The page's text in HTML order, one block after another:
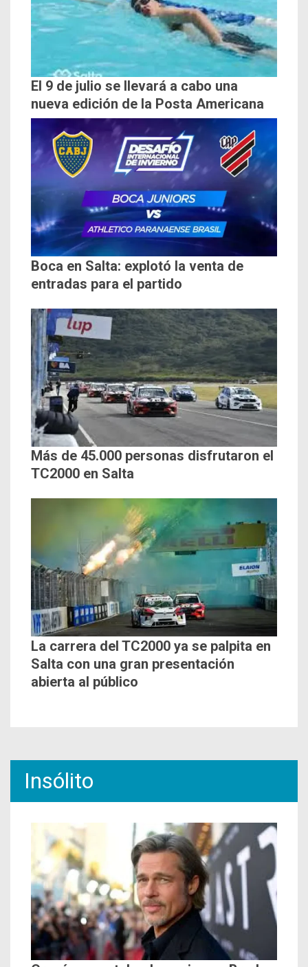
El 9 de julio se llevará a cabo una
nueva edición de la Posta Americana
Boca en Salta: explotó la venta de
entradas para el partido
Más de 45.000 personas disfrutaron el
TC2000 en Salta
La carrera del TC2000 ya se palpita en
Salta con una gran presentación
abierta al público
Insólito